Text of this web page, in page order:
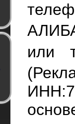
или